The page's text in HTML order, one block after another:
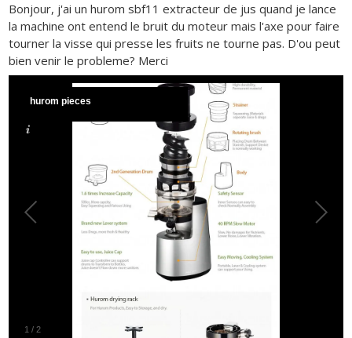
Bonjour, j'ai un hurom sbf11 extracteur de jus quand je lance
la machine ont entend le bruit du moteur mais l'axe pour faire
tourner la visse qui presse les fruits ne tourne pas. D'ou peut
bien venir le probleme? Merci
1 /2
hurom pieces